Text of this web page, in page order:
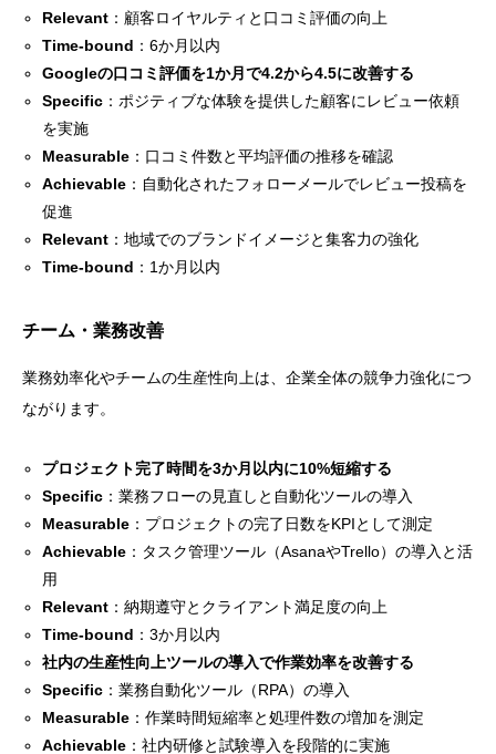
Relevant ：顧客ロイヤルティと口コミ評価の向上
Time-bound ：6か月以内
Googleの口コミ評価を1か月で4.2から4.5に改善する
Specific ：ポジティブな体験を提供した顧客にレビュー依頼
を実施
Measurable ：口コミ件数と平均評価の推移を確認
Achievable ：自動化されたフォローメールでレビュー投稿を
促進
Relevant ：地域でのブランドイメージと集客力の強化
Time-bound ：1か月以内
チーム・業務改善
業務効率化やチームの生産性向上は、企業全体の競争力強化につ
ながります。
プロジェクト完了時間を3か月以内に10%短縮する
Specific ：業務フローの見直しと自動化ツールの導入
Measurable ：プロジェクトの完了日数をKPIとして測定
Achievable ：タスク管理ツール（AsanaやTrello）の導入と活
用
Relevant ：納期遵守とクライアント満足度の向上
Time-bound ：3か月以内
社内の生産性向上ツールの導入で作業効率を改善する
Specific ：業務自動化ツール（RPA）の導入
Measurable ：作業時間短縮率と処理件数の増加を測定
Achievable ：社内研修と試験導入を段階的に実施